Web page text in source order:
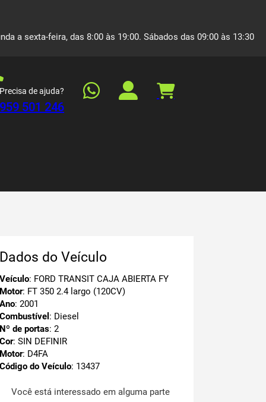
a sexta-feira, das 8:00 às 19:00. Sábados das 09:00 às 13:30
Precisa de ajuda?
959 501 246
Dados do Veículo
Veículo: FORD TRANSIT CAJA ABIERTA FY
Motor: FT 350 2.4 largo (120CV)
Ano: 2001
Combustível : Diesel
Nº de portas: 2
Cor: SIN DEFINIR
Motor: D4FA
Código do Veículo: 13437
Você está interessado em alguma parte